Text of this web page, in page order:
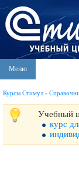
Меню
Курсы Стимул ›
Учебный
курс